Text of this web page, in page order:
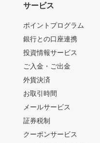
サービス
ポイントプログラム
銀行との口座連携
投資情報サービス
ご入金・ご出金
外貨決済
お取引時間
メールサービス
証券税制
クーポンサービス